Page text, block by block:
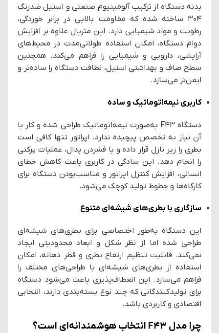
بدنه دستگاه از ترکیب آلومینیوم صنعتی و استیل ضدزنگ
304 ساخته شده که مقاومت بالایی در برابر خوردگی،
رطوبت و مواد شیمیایی دارد. این متریال علاوه بر افزایش
دوام دستگاه، امکان استفاده طولانی‌مدت در محیط‌های
آرایشی، دارویی و شیمیایی را فراهم می‌کند. همچنین
سطح صاف و بهداشتی استیل، نظافت دستگاه را ساده‌تر و
ایمن‌تر می‌سازد.
کاربری نیمه‌اتوماتیک و ساده
دستگاه F43 به‌صورت نیمه‌اتوماتیک طراحی شده و کار با
آن نیاز به تخصص پیچیده ندارد. اپراتور تنها کافی است
بطری را زیر نازل قرار داده و با فشردن پدال، عملیات پرکنی
را انجام دهد. این سادگی در کاربری باعث کاهش خطای
انسانی، افزایش کنترل اپراتور و مناسب‌بودن دستگاه برای
کارگاه‌ها و خطوط تولید کوچک می‌شود.
سازگاری با بطری‌های شیشه‌ای متنوع
این دستگاه به‌طور اختصاصی برای بطری‌های شیشه‌ای
طراحی شده اما از نظر شکل و ابعاد محدودیتی ایجاد
نمی‌کند. قابلیت تنظیم ارتفاع بطری و قطر دهانه، امکان
استفاده از بطری‌های شیشه‌ای با طراحی‌های مختلف را
فراهم می‌سازد. این انعطاف‌پذیری باعث می‌شود دستگاه
برای تولیدکنندگانی که چند نوع بسته‌بندی دارند، انتخابی
اقتصادی و کاربردی باشد.
چرا مدل F43 انتخاب هوشمندانه‌ای است؟